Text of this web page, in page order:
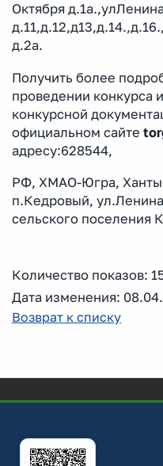
Октября
д.2а.
Получить более
проведении конкурса
конкурсной
официальном сайте
адресу:628544,
РФ, ХМАО-Югра,
п.Кедровый,
сельского поселения
Количество показов:
Дата изменения:
Возврат к списку